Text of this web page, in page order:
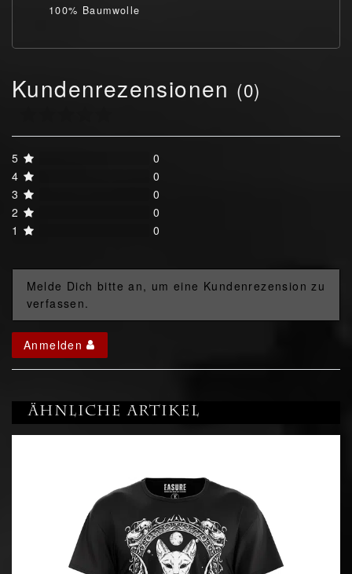
100% Baumwolle
Kundenrezensionen (0)
5
0
4
0
3
0
2
0
1
0
Melde Dich bitte an, um eine Kundenrezension zu
verfassen.
Anmelden
Ähnliche Artikel